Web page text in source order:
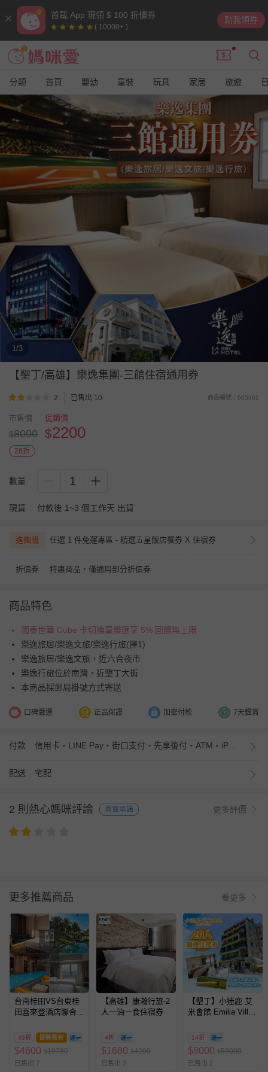
首載 App 現領 $ 100 折價券
( 10000+ )
點我領券
分類 首頁 嬰幼 童裝 玩具 家居 旅遊
1/3
【墾丁/高雄】樂逸集團-三館住宿通用券
2 已售出 10 商品編號：665961
市售價
$8000
促銷價
$2200
28折
數量 1
現貨 付款後 1~3 個工作天 出貨
進團購 任選 1 件免運專區 - 精選五星飯店餐券 X 住宿券
折價券 特惠商品，僅適用部分折價券
商品特色
國泰世華 Cube 卡切換童樂匯享 5% 回饋無上限
樂逸旅居/樂逸文旅/樂逸行旅(擇1)
樂逸旅居/樂逸文旅，近六合夜市
樂逸行旅位於南灣，近墾丁大街
本商品採郵局掛號方式寄送
口碑嚴選 正品保證 加密付款 7天鑑賞
付款 信用卡・LINE Pay・街口支付・先享後付・ATM・iPASS MONEY
配送 宅配
2 則熱心媽咪評論 真實承諾 更多評價
更多推薦商品 看更多
台南桂田VS台東桂
田喜來登酒店聯合住
43折 即將售完
$4600 $10780
已售出 7
【高雄】康瀚行旅-2
人一泊一食住宿券
4折
$1680 $4200
已售出 2
【墾丁】小迷鹿 艾
米會館 Emilia Villa-
14折
$8000 $59000
已售出 2